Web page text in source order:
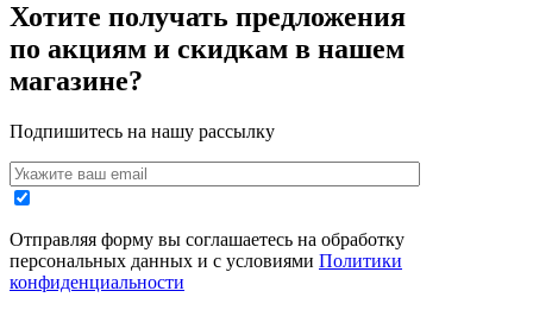
Хотите получать предложения
по акциям и скидкам в нашем
магазине?
Подпишитесь на нашу рассылку
Отправляя форму вы соглашаетесь на обработку
персональных данных и с условиями Политики
конфиденциальности